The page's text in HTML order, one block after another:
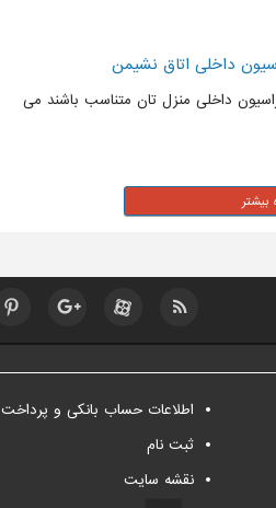
داخلی اتاق نشیمن
داخلی منزل تان متناسب باشند می
اطلاعات حساب بانکی و پرداخت
ثبت نام
نقشه سایت